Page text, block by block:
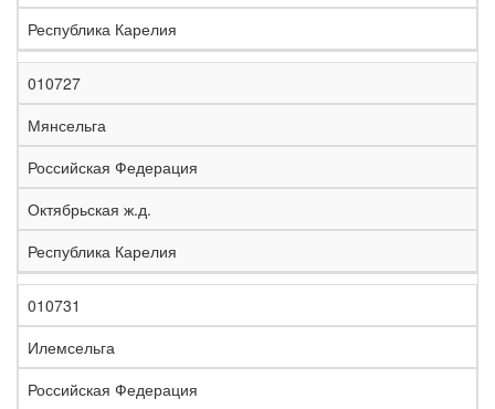
Республика Карелия
010727
Мянсельга
Российская Федерация
Октябрьская ж.д.
Республика Карелия
010731
Илемсельга
Российская Федерация